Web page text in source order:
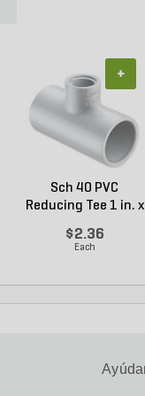
Sch 40 PVC
Reducing Tee 1 in. x
$2.36
Each
+